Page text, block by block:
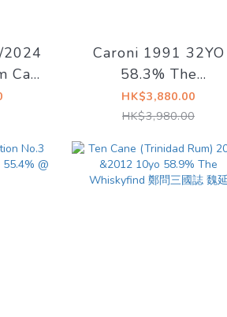
2024
Cask
Caroni 1991 32YO
58.3% The
Whiskyfind《動物夫人
- 紅䴉夫人》
HK$3,880.00
HK$3,980.00